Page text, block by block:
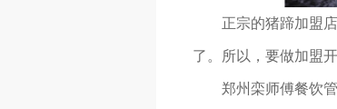
正宗的猪蹄加盟
了。所以，要做加盟
郑州栾师傅餐饮